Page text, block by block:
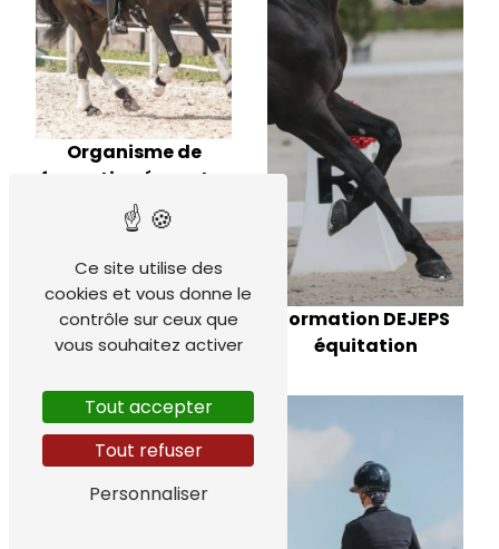
Organisme de
formation équestre
formation DEJEPS
équitation
Ce site utilise des
cookies et vous donne le
contrôle sur ceux que
vous souhaitez activer
Tout accepter
Tout refuser
Personnaliser